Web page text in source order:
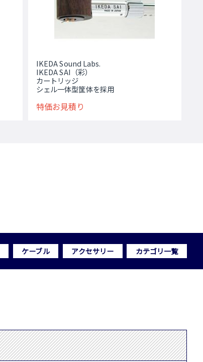
IKEDA Sound Labs.
IKEDA SAI（彩）
カートリッジ
シェル一体型筐体を採用
特価お見積り
ケーブル アクセサリー カテゴリ一覧